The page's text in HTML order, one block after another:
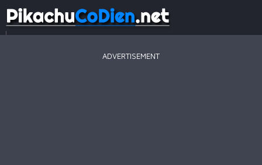
ADVERTISEMENT